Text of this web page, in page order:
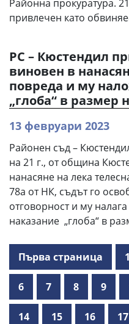
Районна прокуратура.
привлечен като
РС – Кюстендил
виновен в
повреда и му
„глоба“ в размер
13 февруари 2023
Районен съд –
на 21 г., от община
нанасяне на лека
78а от НК, съдът го
отговорност и му
наказание „глоба“ в
Първа страница 1
6 7 8 9
14 15 16 17